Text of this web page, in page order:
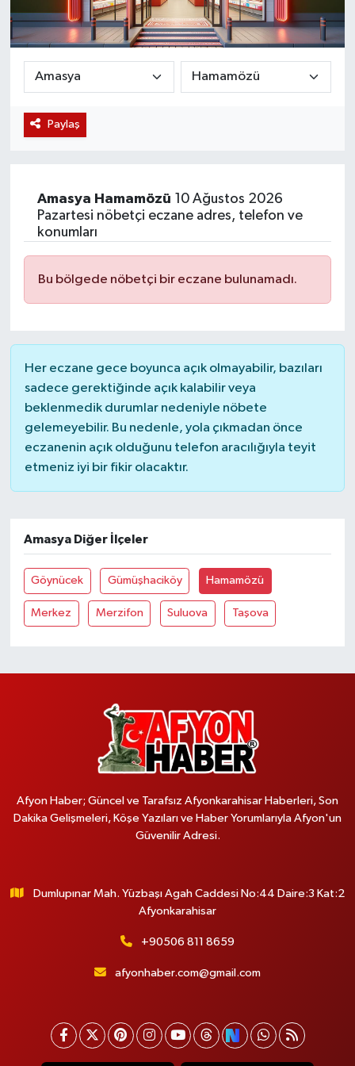
Paylaş
Amasya Hamamözü 10 Ağustos 2026
Pazartesi nöbetçi eczane adres, telefon ve
konumları
Bu bölgede nöbetçi bir eczane bulunamadı.
Her eczane gece boyunca açık olmayabilir, bazıları
sadece gerektiğinde açık kalabilir veya
beklenmedik durumlar nedeniyle nöbete
gelemeyebilir. Bu nedenle, yola çıkmadan önce
eczanenin açık olduğunu telefon aracılığıyla teyit
etmeniz iyi bir fikir olacaktır.
Amasya Diğer İlçeler
Göynücek Gümüşhaciköy Hamamözü
Merkez Merzifon Suluova Taşova
Afyon Haber; Güncel ve Tarafsız Afyonkarahisar Haberleri, Son
Dakika Gelişmeleri, Köşe Yazıları ve Haber Yorumlarıyla Afyon'un
Güvenilir Adresi.
Dumlupınar Mah. Yüzbaşı Agah Caddesi No:44 Daire:3 Kat:2
Afyonkarahisar
+90506 811 8659
afyonhaber.com@gmail.com
Magazin